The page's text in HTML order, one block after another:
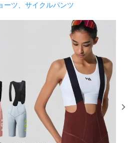
ーツ、サイクルパンツ